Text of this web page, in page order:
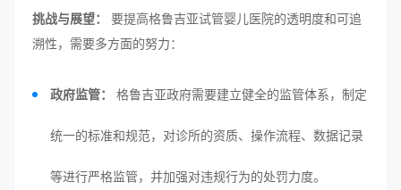
挑战与展望：
要提高格鲁吉亚试管婴儿医院的透明度和可追
溯性，需要多方面的努力：
政府监管： 格鲁吉亚政府需要建立健全的监管体系，制定
统一的标准和规范，对诊所的资质、操作流程、数据记录
等进行严格监管，并加强对违规行为的处罚力度。